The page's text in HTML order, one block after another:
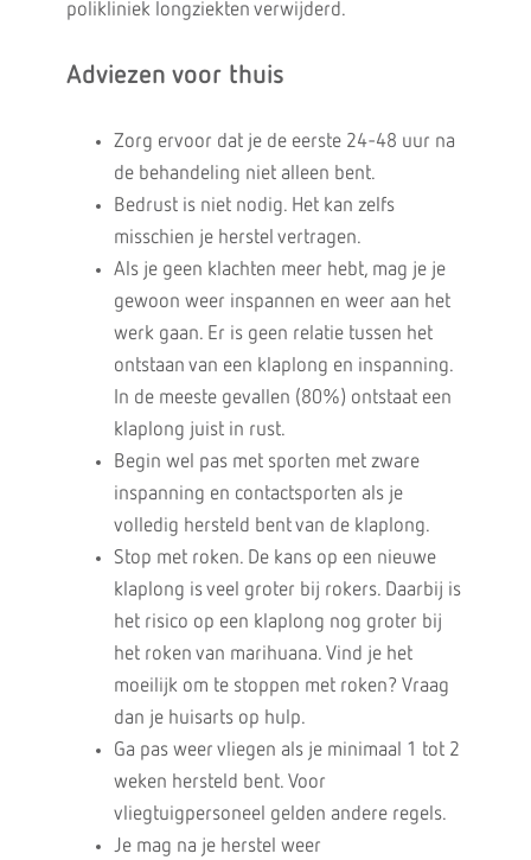
polikliniek longziekten verwijderd.
Adviezen voor thuis
Zorg ervoor dat je de eerste 24-48 uur na
de behandeling niet alleen bent.
Bedrust is niet nodig. Het kan zelfs
misschien je herstel vertragen.
Als je geen klachten meer hebt, mag je je
gewoon weer inspannen en weer aan het
werk gaan. Er is geen relatie tussen het
ontstaan van een klaplong en inspanning.
In de meeste gevallen (80%) ontstaat een
klaplong juist in rust.
Begin wel pas met sporten met zware
inspanning en contactsporten als je
volledig hersteld bent van de klaplong.
Stop met roken. De kans op een nieuwe
klaplong is veel groter bij rokers. Daarbij is
het risico op een klaplong nog groter bij
het roken van marihuana. Vind je het
moeilijk om te stoppen met roken? Vraag
dan je huisarts op hulp.
Ga pas weer vliegen als je minimaal 1 tot 2
weken hersteld bent. Voor
vliegtuigpersoneel gelden andere regels.
Je mag na je herstel weer